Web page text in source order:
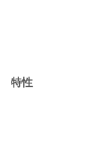
特性